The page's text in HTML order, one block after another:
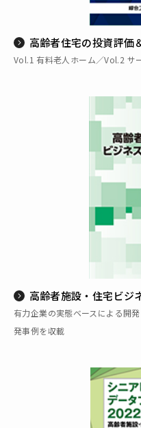
高齢者住宅の投資評価
Vol.1 有料老人ホーム／Vol.2 サ
高齢者施設・住宅ビジ
有力企業の実態ベースによる開
発事例を収載